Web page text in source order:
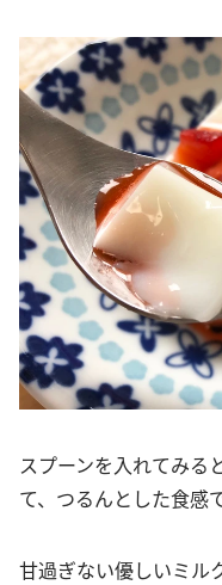
スプーンを入れてみる
て、つるんとした食感で
甘過ぎない優しいミル